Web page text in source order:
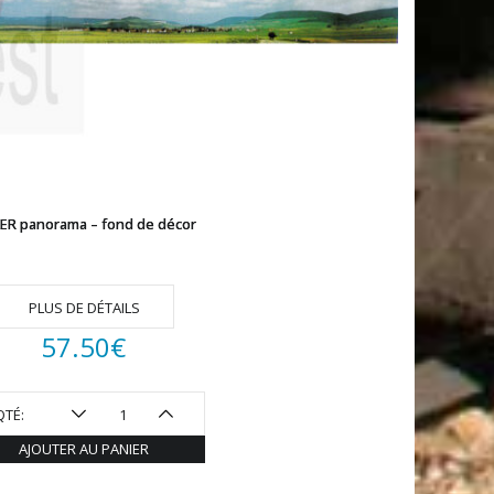
panorama – fond de décor
PLUS DE DÉTAILS
57.50€
AJOUTER AU PANIER